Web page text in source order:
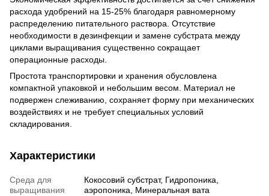
расхода удобрений на 15-25% благодаря равномерному
распределению питательного раствора. Отсутствие
необходимости в дезинфекции и замене субстрата между
циклами выращивания существенно сокращает
операционные расходы.
Простота транспортировки и хранения обусловлена
компактной упаковкой и небольшим весом. Материал не
подвержен слеживанию, сохраняет форму при механических
воздействиях и не требует специальных условий
складирования.
Характеристики
Среда для
выращивания
Кокосовий субстрат, Гидропоника,
аэропоника, Минеральная вата